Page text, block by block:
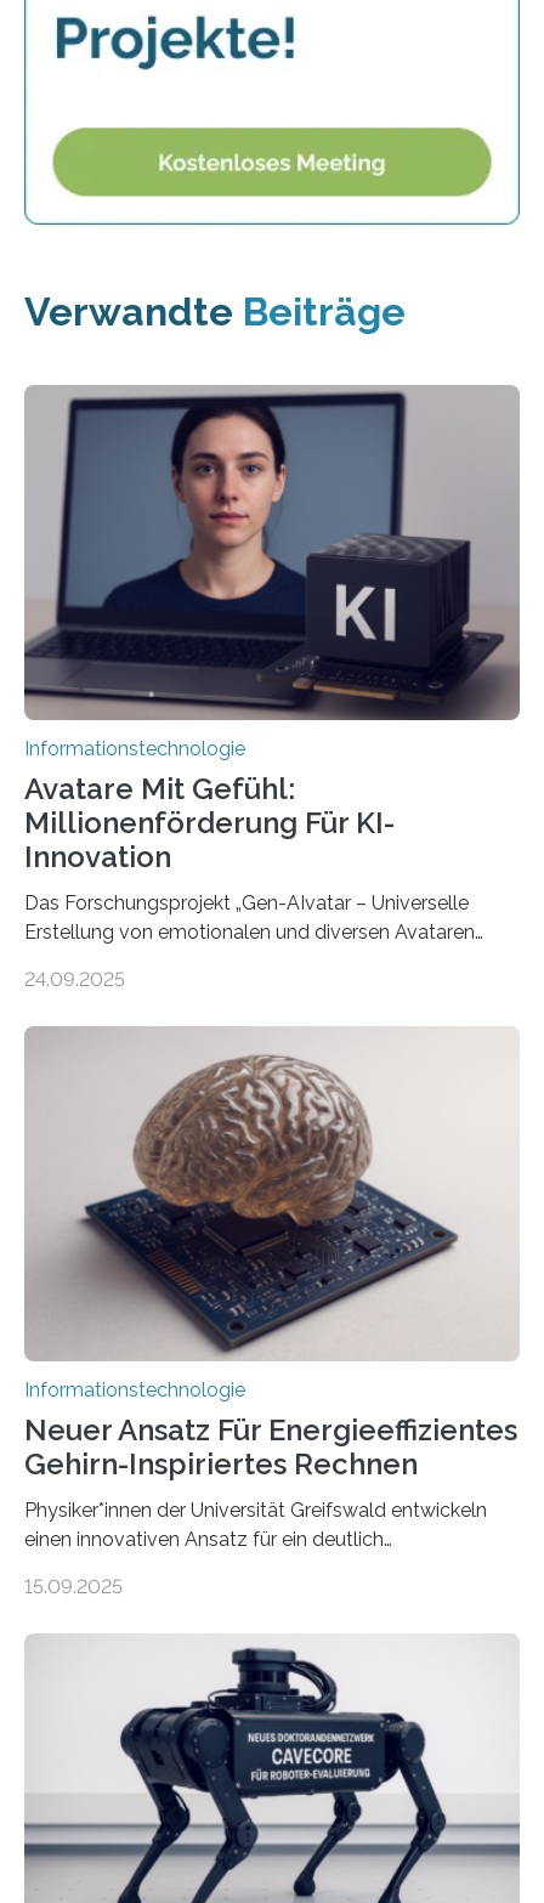
Verwandte Beiträge
Informationstechnologie
Avatare Mit Gefühl:
Millionenförderung Für KI-
Innovation
Das Forschungsprojekt „Gen-AIvatar – Universelle
Erstellung von emotionalen und diversen Avataren
Förderung in Höhe von rund 2 Millionen Euro. Dabei
der Universität Bonn und der TH Köln gemeinsam mit
der MindPort GmbH eine neuartige, KI-gestützte
Lösung zur Erzeugung von Emotionen für realistische
Avatare. Gen-AIvatar entwickelt innovative und
kosteneffiziente Methoden, um lebensechte Avatare zu
erstellen. „Besonders wichtig ist uns eine ganzheitliche
Animation, bei der Stimme, Körperbewegung, Gestik
und Mimik im Einklang sind…
24.09.2025
Informationstechnologie
Neuer Ansatz Für Energieeffizientes
Gehirn-Inspiriertes Rechnen
Physiker*innen der Universität Greifswald entwickeln
einen innovativen Ansatz für ein deutlich
Lösungsweg ist inspiriert vom menschlichen Gehirn. Die
stellt die heutige Computertechnik vor
Herausforderungen. Herkömmliche Silizium-
Prozessoren stoßen an ihre Grenzen: Sie verbrauchen
viel Energie, die Speicher- und Verarbeitungseinheiten
sind voneinander getrennt und die Datenübertragung
bremst komplexe Anwendungen aus. Da KI-Modelle
immer größer werden und riesige Datenmengen
verarbeiten müssen, steigt der Bedarf an neuen
Rechenarchitekturen. Neben Quantencomputern
15.09.2025